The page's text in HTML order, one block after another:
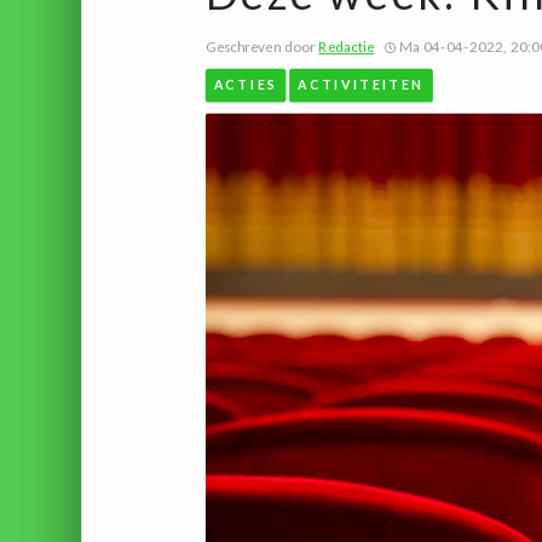
Geschreven doorRedactie Ma 04-04-2022,
ACTIES ACTIVITEITEN